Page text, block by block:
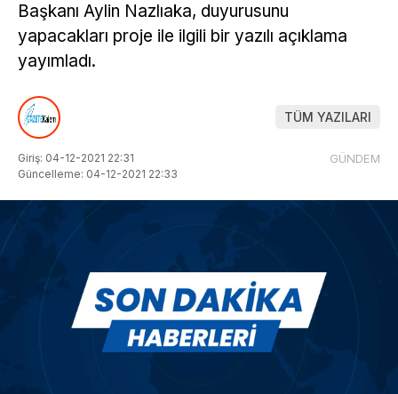
Başkanı Aylin Nazlıaka, duyurusunu
yapacakları proje ile ilgili bir yazılı açıklama
yayımladı.
TÜM YAZILARI
Giriş: 04-12-2021 22:31
Güncelleme: 04-12-2021 22:33
GÜNDEM